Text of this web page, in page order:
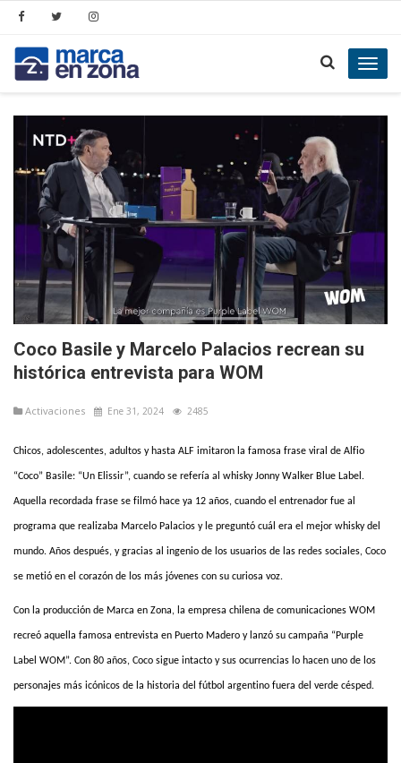
Coco Basile y Marcelo Palacios recrean su
histórica entrevista para WOM
Activaciones Ene 31, 2024 2485
Chicos, adolescentes, adultos y hasta ALF imitaron la famosa frase viral de Alfio
“Coco” Basile: “Un Elissir”, cuando se refería al whisky Jonny Walker Blue Label.
Aquella recordada frase se filmó hace ya 12 años, cuando el entrenador fue al
programa que realizaba Marcelo Palacios y le preguntó cuál era el mejor whisky del
mundo. Años después, y gracias al ingenio de los usuarios de las redes sociales, Coco
se metió en el corazón de los más jóvenes con su curiosa voz.
Con la producción de Marca en Zona, la empresa chilena de comunicaciones WOM
recreó aquella famosa entrevista en Puerto Madero y lanzó su campaña “Purple
Label WOM”. Con 80 años, Coco sigue intacto y sus ocurrencias lo hacen uno de los
personajes más icónicos de la historia del fútbol argentino fuera del verde césped.